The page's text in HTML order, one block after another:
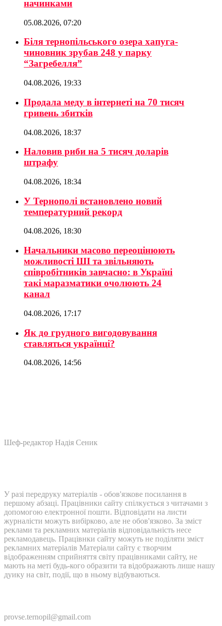
начинками
05.08.2026, 07:20
Біля тернопільського озера хапуга-
чиновник зрубав 248 у парку
“Загребелля”
04.08.2026, 19:33
Продала меду в інтернеті на 70 тисяч
гривень збитків
04.08.2026, 18:37
Наловив риби на 5 тисяч доларів
штрафу
04.08.2026, 18:34
У Тернополі встановлено новий
температурний рекорд
04.08.2026, 18:30
Начальники масово переоцінюють
можливості ШІ та звільняють
співробітників завчасно: в Україні
такі маразматики очолюють 24
канал
04.08.2026, 17:17
Як до грудного вигодовування
ставляться українці?
04.08.2026, 14:56
Шеф-редактор Надія Сеник
У разі передруку матеріалів - обов'язкове посилання в
першому абзаці. Працівники сайту спілкується з читачами з
допомогою електронної пошти. Відповідати на листи
журналісти можуть вибірково, але не обов'язково. За зміст
реклами та рекламних матеріалів відповідальність несе
рекламодавець. Працівнки сайту можуть не поділяти зміст
рекламних матеріалів Матеріали сайту є творчим
відображенням сприйняття світу працівниками сайту, не
мають на меті будь-кого образити та відображають лише нашу
дуику на світ, події, що в ньому відбуваються.
provse.ternopil@gmail.com